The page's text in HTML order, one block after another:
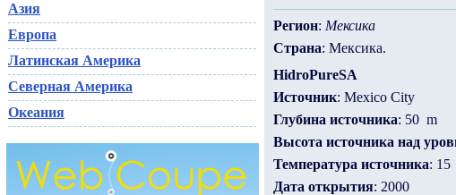
Азия
Европа
Латинская Америка
Северная Америка
Океания
Регион: Мексика
Страна: Мексика.
HidroPureSA
Источник: Mexico City
Глубина источника: 50 m
Высота источника над
Температура источника: 15
Дата открытия: 2000